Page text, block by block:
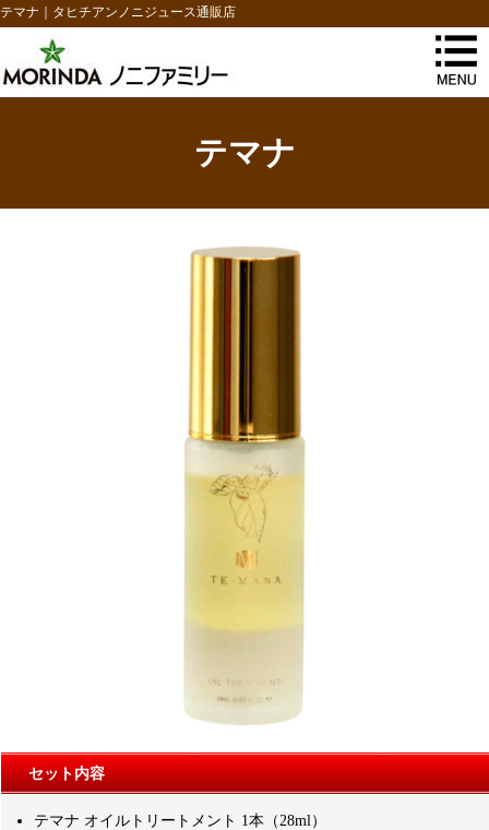
テマナ｜タヒチアンノニジュース通販店
テマナ
セット内容
テマナ オイルトリートメント 1本（28ml）